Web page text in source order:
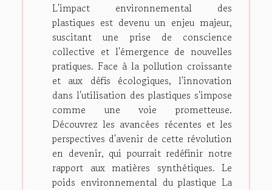
L'impact environnemental des
plastiques est devenu un enjeu majeur,
suscitant une prise de conscience
collective et l'émergence de nouvelles
pratiques. Face à la pollution croissante
et aux défis écologiques, l'innovation
dans l'utilisation des plastiques s'impose
comme une voie prometteuse.
Découvrez les avancées récentes et les
perspectives d'avenir de cette révolution
en devenir, qui pourrait redéfinir notre
rapport aux matières synthétiques. Le
poids environnemental du plastique La